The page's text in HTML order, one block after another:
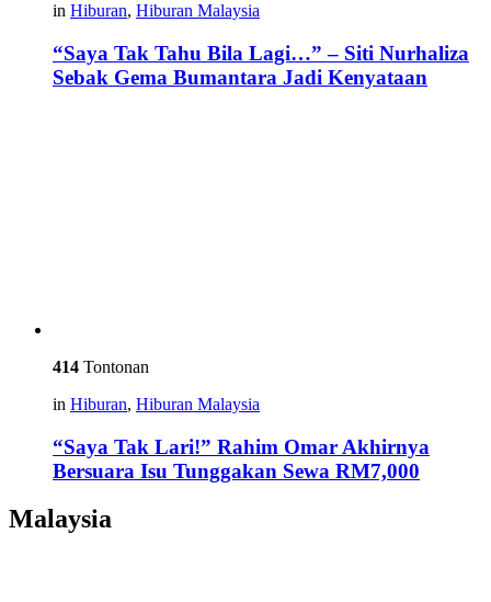
in Hiburan, Hiburan Malaysia
“Saya Tak Tahu Bila Lagi…” – Siti Nurhaliza
Sebak Gema Bumantara Jadi Kenyataan
414 Tontonan
in Hiburan, Hiburan Malaysia
“Saya Tak Lari!” Rahim Omar Akhirnya
Bersuara Isu Tunggakan Sewa RM7,000
Malaysia